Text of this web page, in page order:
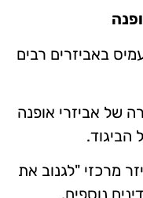
באביזרים רבים
של אביזרי אופנה
הביגוד.
מרכזי "לגנוב את